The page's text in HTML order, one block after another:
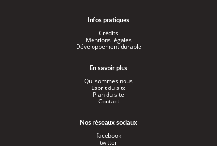
Infos pratiques
Crédits
Mentions légales
Développement durable
En savoir plus
Qui sommes nous
Esprit du site
Plan du site
Contact
Nos réseaux sociaux
facebook
twitter